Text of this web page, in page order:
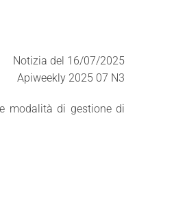
Notizia del 16/07/2025
Apiweekly 2025 07 N3
modalità di gestione di